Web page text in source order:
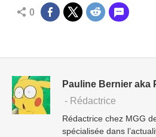
0
Pauline Bernier aka
- Rédactrice
Rédactrice chez MGG
spécialisée dans